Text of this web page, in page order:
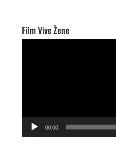
Film Vive Žene
00:00